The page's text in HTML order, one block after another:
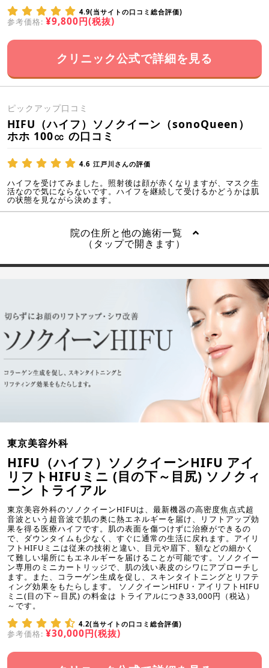
4.9(当サイトの口コミ総合評価)
参考価格: ¥9,800円(税抜)
クリニック公式で詳細を見る
ピックアップ口コミ
HIFU（ハイフ）ソノクイーン（sonoQueen）
ホホ 100㏄ の口コミ
4.6 江戸川さんの評価
ハイフを受けてみました。照射後は顔が赤くなりますが、マスク生
活なので気にならないです。ハイフを継続して受けるかどうかは肌
の状態を見ながら決めます。
院の住所と他の施術一覧
（タップで開きます）
東京美容外科
HIFU（ハイフ）ソノクイーンHIFU アイ
リフトHIFUミニ (目の下～目尻) ソノクィ
ーン トライアル
東京美容外科のソノクイーンHIFUは、最新機器の高密度焦点式超
音波という超音波で肌の奥に熱エネルギーを届け、リフトアップ効
果を得る医療ハイフです。肌の表面を傷つけずに治療ができるの
で、ダウンタイムも少なく、すぐに通常の生活に戻れます。アイリ
フトHIFUミニは従来の技術と違い、目元や眉下、額などの細かく
て難しい場所にもエネルギーを届けることが可能です。ソノクイー
ン専用のミニカートリッジで、肌の浅い表皮のシワにアプローチし
ます。また、コラーゲン生成を促し、スキンタイトニングとリフテ
ィング効果をもたらします。 ソノクイーンHIFU・アイリフトHIFU
ミニ(目の下～目尻) の料金は トライアルにつき33,000円（税込）
～です。
4.2(当サイトの口コミ総合評価)
参考価格: ¥30,000円(税抜)